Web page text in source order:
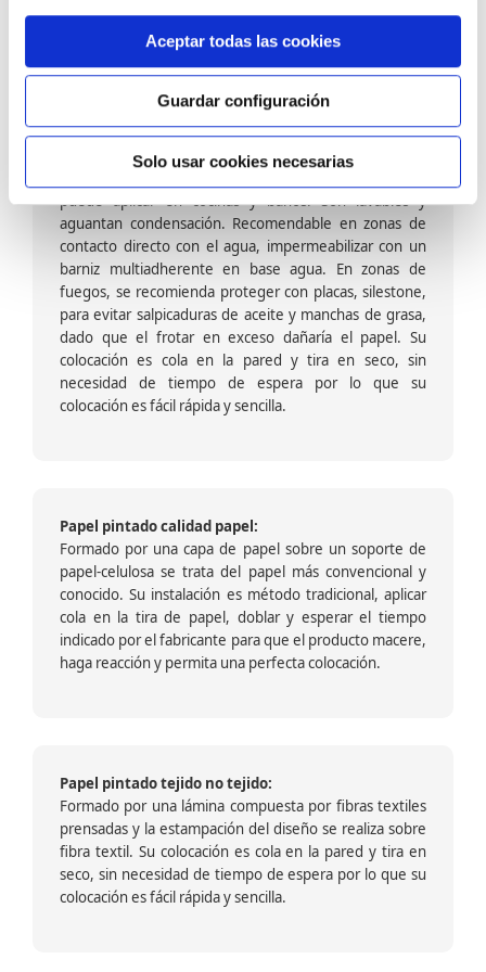
Aceptar todas las cookies
Guardar configuración
Solo usar cookies necesarias
de papel pintado que va en contacto directo con la pared, la
elección es importante para su correcta instalación.
Papel pintado tejido no tejido vinílico:
Formado por una capa de vinilo (plastificado) sobre un
puede aplicar en cocinas y baños. Son lavables y
aguantan condensación. Recomendable en zonas de
contacto directo con el agua, impermeabilizar con un
barniz multiadherente en base agua. En zonas de
fuegos, se recomienda proteger con placas, silestone,
para evitar salpicaduras de aceite y manchas de grasa,
dado que el frotar en exceso dañaría el papel. Su
colocación es cola en la pared y tira en seco, sin
necesidad de tiempo de espera por lo que su
colocación es fácil rápida y sencilla.
Papel pintado calidad papel:
Formado por una capa de papel sobre un soporte de
papel-celulosa se trata del papel más convencional y
conocido. Su instalación es método tradicional, aplicar
cola en la tira de papel, doblar y esperar el tiempo
indicado por el fabricante para que el producto macere,
haga reacción y permita una perfecta colocación.
Papel pintado tejido no tejido:
Formado por una lámina compuesta por fibras textiles
prensadas y la estampación del diseño se realiza sobre
fibra textil. Su colocación es cola en la pared y tira en
seco, sin necesidad de tiempo de espera por lo que su
colocación es fácil rápida y sencilla.